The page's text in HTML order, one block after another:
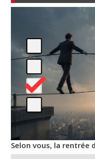
Selon vous, la rentrée